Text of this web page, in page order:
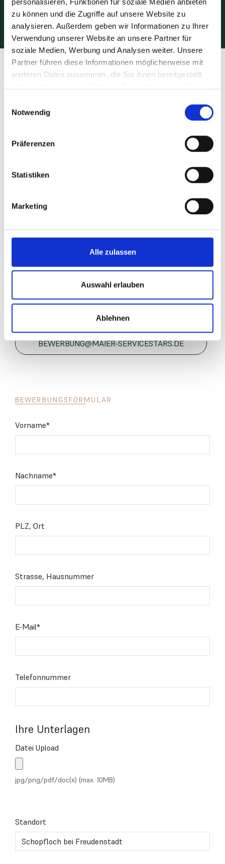
personalisieren, Funktionen für soziale Medien anbieten
zu können und die Zugriffe auf unsere Website zu
analysieren. Außerdem geben wir Informationen zu Ihrer
Verwendung unserer Website an unsere Partner für
soziale Medien, Werbung und Analysen weiter. Unsere
Partner führen diese Informationen möglicherweise mit
weiteren Daten zusammen, die Sie ihnen bereitgestellt
Notwendig
Präferenzen
Statistiken
Marketing
Alle zulassen
Auswahl erlauben
Ablehnen
E-Fahrzeug als Dienstwagen
Kontakt
Selina Wolpert, Hauswirtschaftsleitung
T. 0175 8018027
BEWERBUNG@MAIER-SERVICESTARS.DE
BEWERBUNGSFORMULAR
Vorname*
Nachname*
PLZ, Ort
Strasse, Hausnummer
E-Mail*
Telefonnummer
Ihre Unterlagen
Datei Upload
jpg/png/pdf/doc(x) (max. 10MB)
Standort